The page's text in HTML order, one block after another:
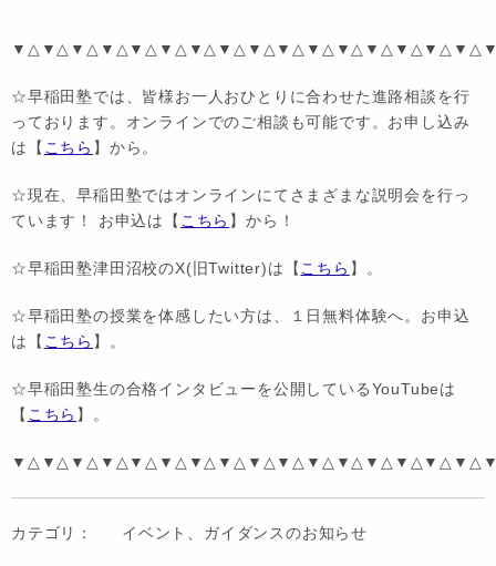
☆早稲田塾では、皆様お一人おひとりに合わせた進路相談を行
っております。オンラインでのご相談も可能です。お申し込み
は【 こちら 】から。
☆現在、早稲田塾ではオンラインにてさまざまな説明会を行っ
ています！ お申込は【 こちら 】から！
☆早稲田塾津田沼校のX(旧Twitter)は【 こちら 】。
☆早稲田塾の授業を体感したい方は、１日無料体験へ。お申込
は【 こちら 】。
☆早稲田塾生の合格インタビューを公開しているYouTubeは
【 こちら 】。
カテゴリ： イベント、ガイダンスのお知らせ